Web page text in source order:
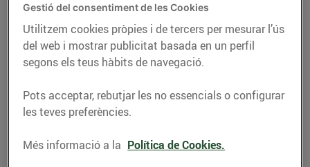
Telèfon
937099400
Penedès
Gestió del consentiment de les Cookies
Utilitzem cookies pròpies i de tercers per mesurar l’ús
del web i mostrar publicitat basada en un perfil
segons els teus hàbits de navegació.
Pots acceptar, rebutjar les no essencials o configurar
les teves preferències.
Més informació a la Política de Cookies.